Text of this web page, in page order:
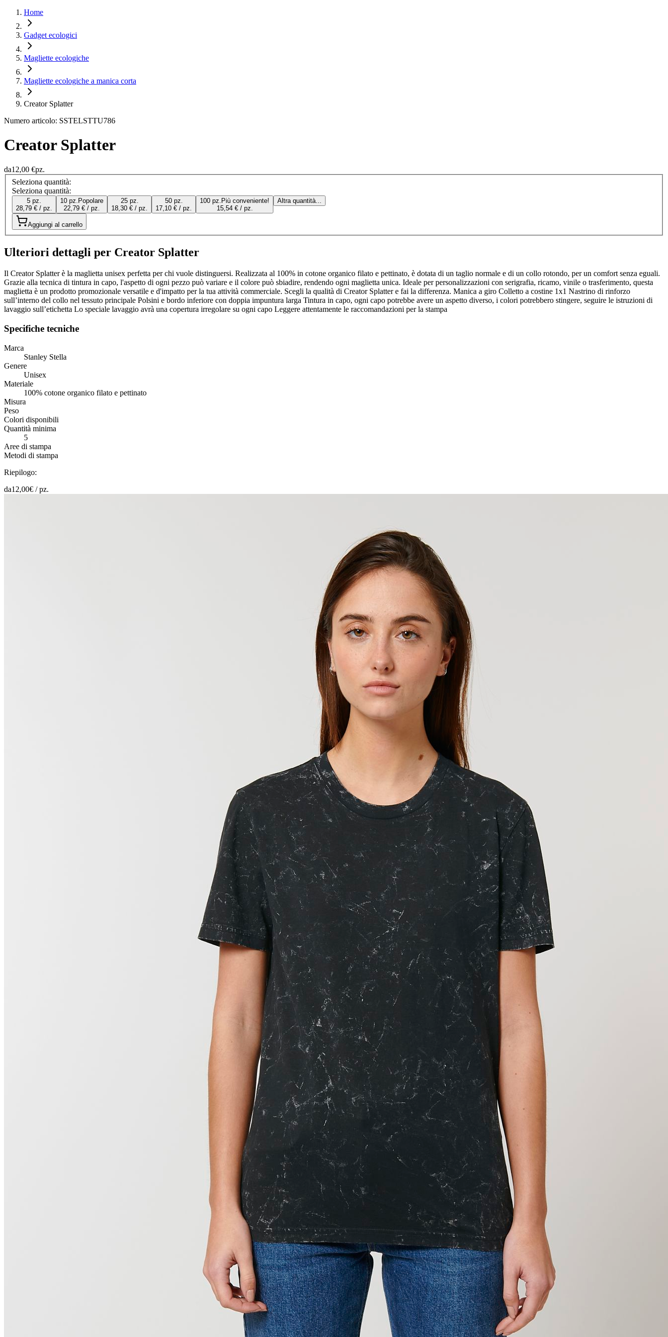
Home
Gadget ecologici
Magliette ecologiche
Magliette ecologiche a manica corta
Creator Splatter
Numero articolo: SSTELSTTU786
Creator Splatter
da12,00 €pz.
Seleziona quantità:
Seleziona quantità:
5 pz.
28,79 € / pz.
10 pz. Popolare
22,79 € / pz.
25 pz.
18,30 € / pz.
50 pz.
17,10 € / pz.
100 pz. Più conveniente!
15,54 € / pz.
Altra quantità...
Aggiungi al carrello
Ulteriori dettagli per Creator Splatter
Il Creator Splatter è la maglietta unisex perfetta per chi vuole distinguersi. Realizzata al 100% in cotone organico filato e pettinato, è dotata di un taglio normale e di un collo rotondo, per un comfort senza eguali.
Grazie alla tecnica di tintura in capo, l'aspetto di ogni pezzo può variare e il colore può sbiadire, rendendo ogni maglietta unica. Ideale per personalizzazioni con serigrafia, ricamo, vinile o trasferimento, questa
maglietta è un prodotto promozionale versatile e d'impatto per la tua attività commerciale. Scegli la qualità di Creator Splatter e fai la differenza. Manica a giro Colletto a costine 1x1 Nastrino di rinforzo
sull’interno del collo nel tessuto principale Polsini e bordo inferiore con doppia impuntura larga Tintura in capo, ogni capo potrebbe avere un aspetto diverso, i colori potrebbero stingere, seguire le istruzioni di
lavaggio sull’etichetta Lo speciale lavaggio avrà una copertura irregolare su ogni capo Leggere attentamente le raccomandazioni per la stampa
Specifiche tecniche
Marca
Stanley Stella
Genere
Unisex
Materiale
100% cotone organico filato e pettinato
Misura
Peso
Colori disponibili
Quantità minima
5
Aree di stampa
Metodi di stampa
Riepilogo:
da12,00€ /pz.